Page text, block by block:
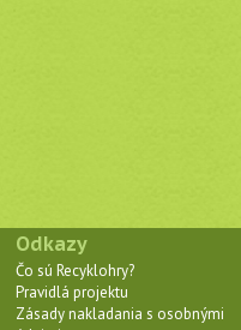
Odkazy
Čo sú Recyklohry?
Pravidlá projektu
Zásady nakladania s osobnými